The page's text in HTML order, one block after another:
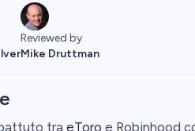
Reviewed by
Mike Druttman
tra eToro e Robinhood